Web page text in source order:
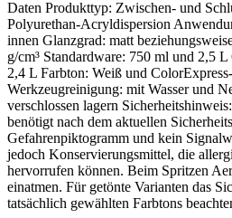
Daten Produkttyp: Zwischen- und
Polyurethan-Acryldispersion
innen Glanzgrad: matt
g/cm³ Standardware: 750 ml und 2,5
2,4 L Farbton: Weiß und
Werkzeugreinigung: mit Wasser und
verschlossen lagern
benötigt nach dem aktuellen
Gefahrenpiktogramm und kein
jedoch Konservierungsmittel, die
hervorrufen können. Beim Spritzen
einatmen. Für getönte Varianten das
tatsächlich gewählten Farbtons